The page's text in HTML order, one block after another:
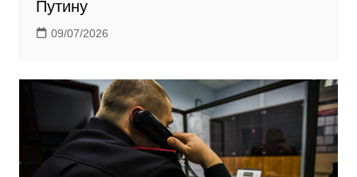
Путину
09/07/2026